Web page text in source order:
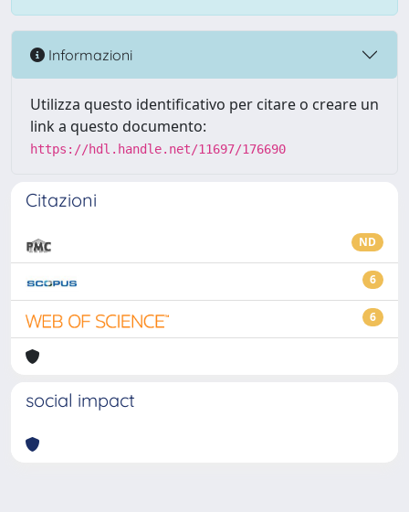
Informazioni
Utilizza questo identificativo per citare o creare un
link a questo documento:
https://hdl.handle.net/11697/176690
Citazioni
ND
6
6
social impact